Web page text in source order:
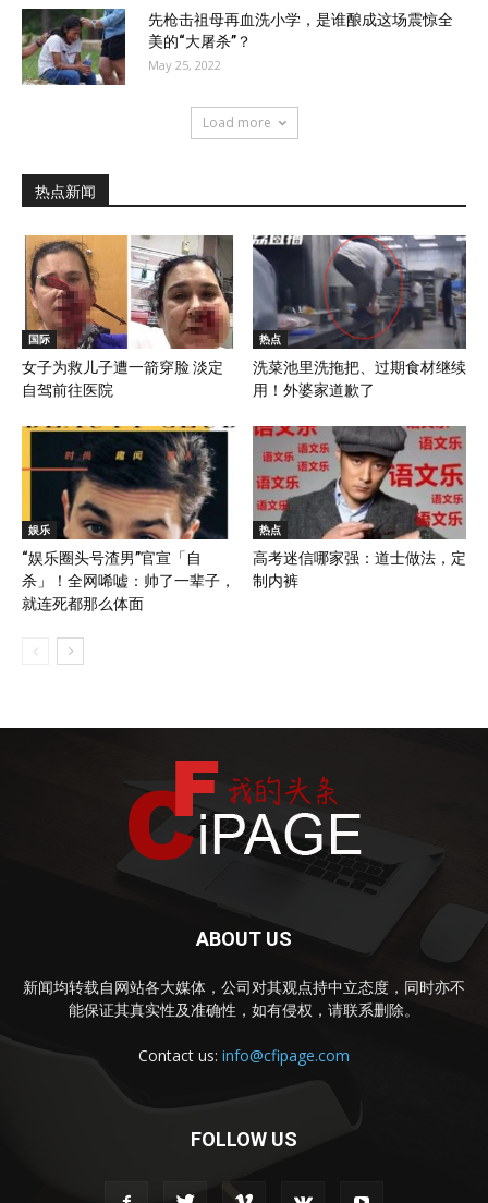
先枪击祖母再血洗小学，是谁酿成这场震惊全
美的“大屠杀”？
May 25, 2022
Load more
热点新闻
国际
女子为救儿子遭一箭穿脸 淡定
自驾前往医院
热点
洗菜池里洗拖把、过期食材继续
用！外婆家道歉了
娱乐
“娱乐圈头号渣男”官宣「自
杀」！全网唏嘘：帅了一辈子，
就连死都那么体面
热点
高考迷信哪家强：道士做法，定
制内裤
ABOUT US
新闻均转载自网站各大媒体，公司对其观点持中立态度，同时亦不
能保证其真实性及准确性，如有侵权，请联系删除。
Contact us: info@cfipage.com
FOLLOW US